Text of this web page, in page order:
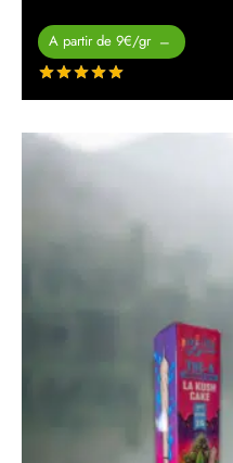
A partir de 9€/gr –
Plage de
prix :
à